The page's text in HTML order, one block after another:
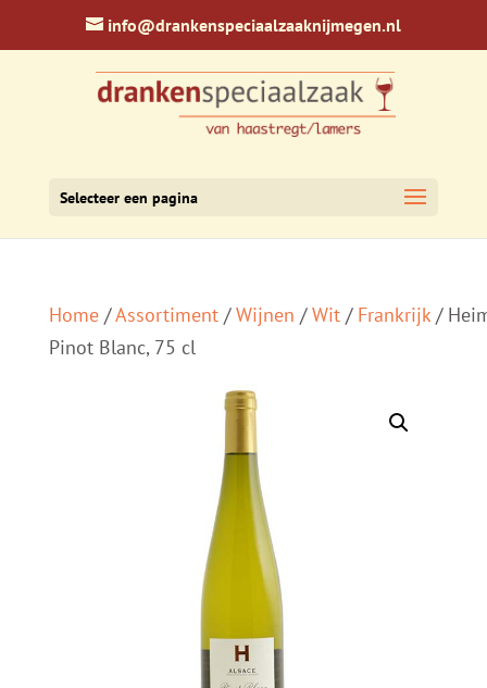
info@drankenspeciaalzaaknijmegen.nl
Selecteer een pagina
Home/Assortiment/Wijnen /Wit/ Frankrijk/
Pinot Blanc, 75 cl